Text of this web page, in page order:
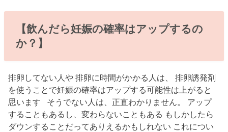
【飲んだら妊娠の確率はアップするの
か？】
排卵してない人や 排卵に時間がかかる人は、 排卵誘発剤
を使うことで妊娠の確率はアップする可能性は上がると
思います そうでない人は、正直わかりません。 アップ
することもあるし、変わらないこともある もしかしたら
ダウンすることだってありえるかもしれない これについ